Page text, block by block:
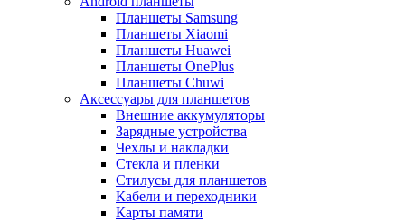
Планшеты Samsung
Планшеты Xiaomi
Планшеты Huawei
Планшеты OnePlus
Планшеты Chuwi
Аксессуары для планшетов
Внешние аккумуляторы
Зарядные устройства
Чехлы и накладки
Стекла и пленки
Стилусы для планшетов
Кабели и переходники
Карты памяти